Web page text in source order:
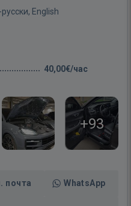
English
40,00€/час
+93
почта WhatsApp